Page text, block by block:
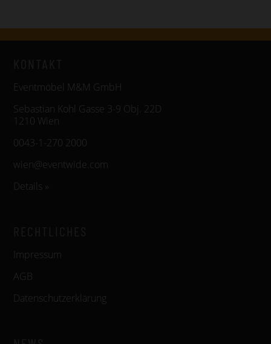
Eventmöbel M&M GmbH
Sebastian Kohl Gasse 3-9 Obj. 22D
1210 Wien
0043-1-270 2000
wien@eventwide.com
Details »
Impressum
AGB
Datenschutzerklärung